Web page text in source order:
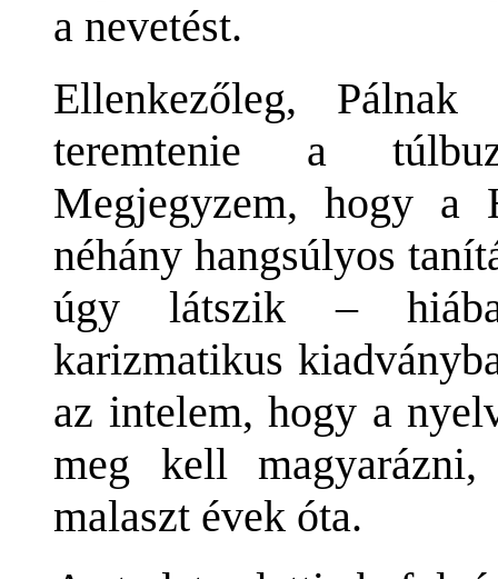
a nevetést.
Ellenkezőleg,
teremtenie a
Megjegyzem, hogy a
néhány hangsúlyos
úgy látszik –
karizmatikus
az intelem, hogy a
meg kell
malaszt évek óta.